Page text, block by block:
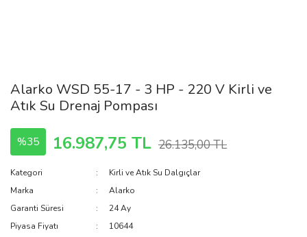
Alarko WSD 55-17 - 3 HP - 220 V Kirli ve
Atık Su Drenaj Pompası
%35 16.987,75 TL 26.135,00 TL
Kategori
Kirli ve Atık Su Dalgıçlar
Marka
Alarko
Garanti Süresi
24 Ay
Piyasa Fiyatı
10644